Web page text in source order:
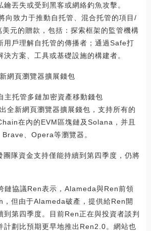
鑰丟失或受到黑客或網絡釣魚攻擊。
向致力于推動自托管、混合托管的項目/
元的贈款，包括：探索框架的監管機構
用戶理解自托管的傳播者；通過Safe打
方案、工具或基礎設施的構建者。
網頁瀏覽器擴展錢包
主托管多鏈加密資產移動錢包
全新網頁瀏覽器擴展錢包，支持所有的
在內的EVM區塊鏈及Solana，并且
、Opera等瀏覽器。
團隊資金支持僅能持續到第四季度，仍將
鏈協議Ren表示，Alameda與Ren前領
，但由于Alameda破產，提供給Ren開
到第四季度。目前Ren正在與投資者談判
計劃比預期更早地推出Ren2.0。網站也